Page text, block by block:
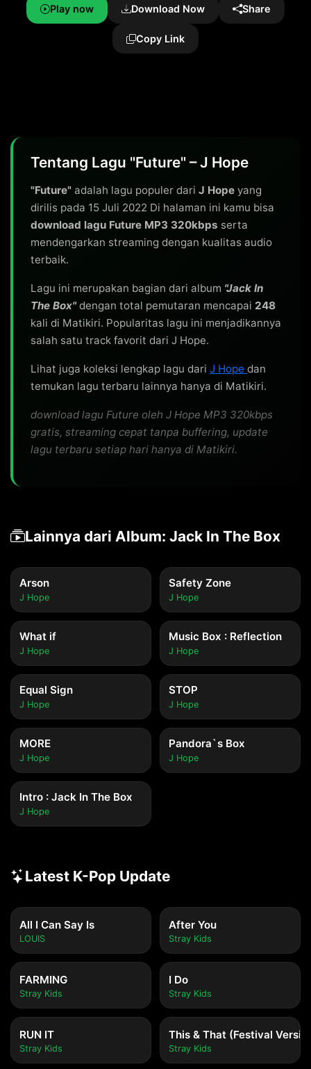
Play now Download Now Share
Copy Link
Tentang Lagu "Future" – J Hope
"Future" adalah lagu populer dari J Hope yang
dirilis pada 15 Juli 2022 Di halaman ini kamu bisa
download lagu Future MP3 320kbps serta
mendengarkan streaming dengan kualitas audio
terbaik.
Lagu ini merupakan bagian dari album "Jack In
The Box"dengan total pemutaran mencapai 248
kali di Matikiri. Popularitas lagu ini menjadikannya
salah satu track favorit dari J Hope.
Lihat juga koleksi lengkap lagu dari J Hope dan
temukan lagu terbaru lainnya hanya di Matikiri.
download lagu Future oleh J Hope MP3 320kbps
gratis, streaming cepat tanpa buffering, update
lagu terbaru setiap hari hanya di Matikiri.
Lainnya dari Album: Jack In The Box
Arson
J Hope
Safety Zone
J Hope
What if
J Hope
Music Box : Reflection
J Hope
Equal Sign
J Hope
STOP
J Hope
MORE
J Hope
Pandora`s Box
J Hope
Intro : Jack In The Box
J Hope
Latest K-Pop Update
All I Can Say Is
LOUIS
After You
Stray Kids
FARMING
Stray Kids
I Do
Stray Kids
RUN IT
Stray Kids
This & That (Festival
Stray Kids